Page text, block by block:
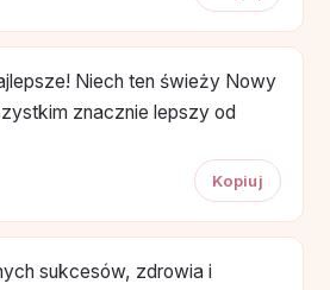
Niech ten świeży Nowy
znacznie lepszy od
Kopiuj
sukcesów, zdrowia i